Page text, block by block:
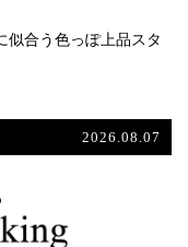
似合う色っぽ上品スタ
2026.08.07